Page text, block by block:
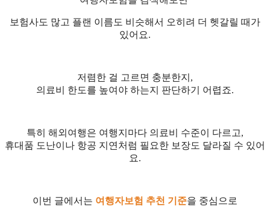
보험사도 많고 플랜 이름도 비슷해서 오히려 더 헷갈릴 때가
있어요.
저렴한 걸 고르면 충분한지,
의료비 한도를 높여야 하는지 판단하기 어렵죠.
특히 해외여행은 여행지마다 의료비 수준이 다르고,
휴대품 도난이나 항공 지연처럼 필요한 보장도 달라질 수 있어
요.
이번 글에서는 여행자보험 추천 기준을 중심으로